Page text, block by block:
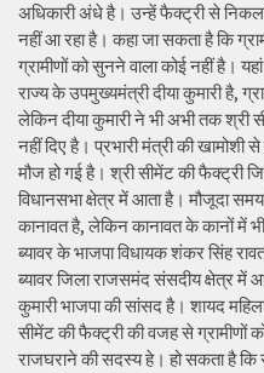
अधिकारी अंधे है। उन्हें फैक्ट्री से
नहीं आ रहा है। कहा जा सकता है कि
ग्रामीणों को सुनने वाला कोई नहीं है।
राज्य के उपमुख्यमंत्री दीया कुमारी है,
लेकिन दीया कुमारी ने भी अभी तक श्री
नहीं दिए है। प्रभारी मंत्री की
मौज हो गई है। श्री सीमेंट की फैक्ट्री
विधानसभा क्षेत्र में आता है। मौजूदा
कानावत है, लेकिन कानावत के कानों में
ब्यावर के भाजपा विधायक शंकर सिंह
ब्यावर जिला राजसमंद संसदीय क्षेत्र में
कुमारी भाजपा की सांसद है। शायद
सीमेंट की फैक्ट्री की वजह से ग्रामीणों
राजघराने की सदस्य हे। हो सकता है कि